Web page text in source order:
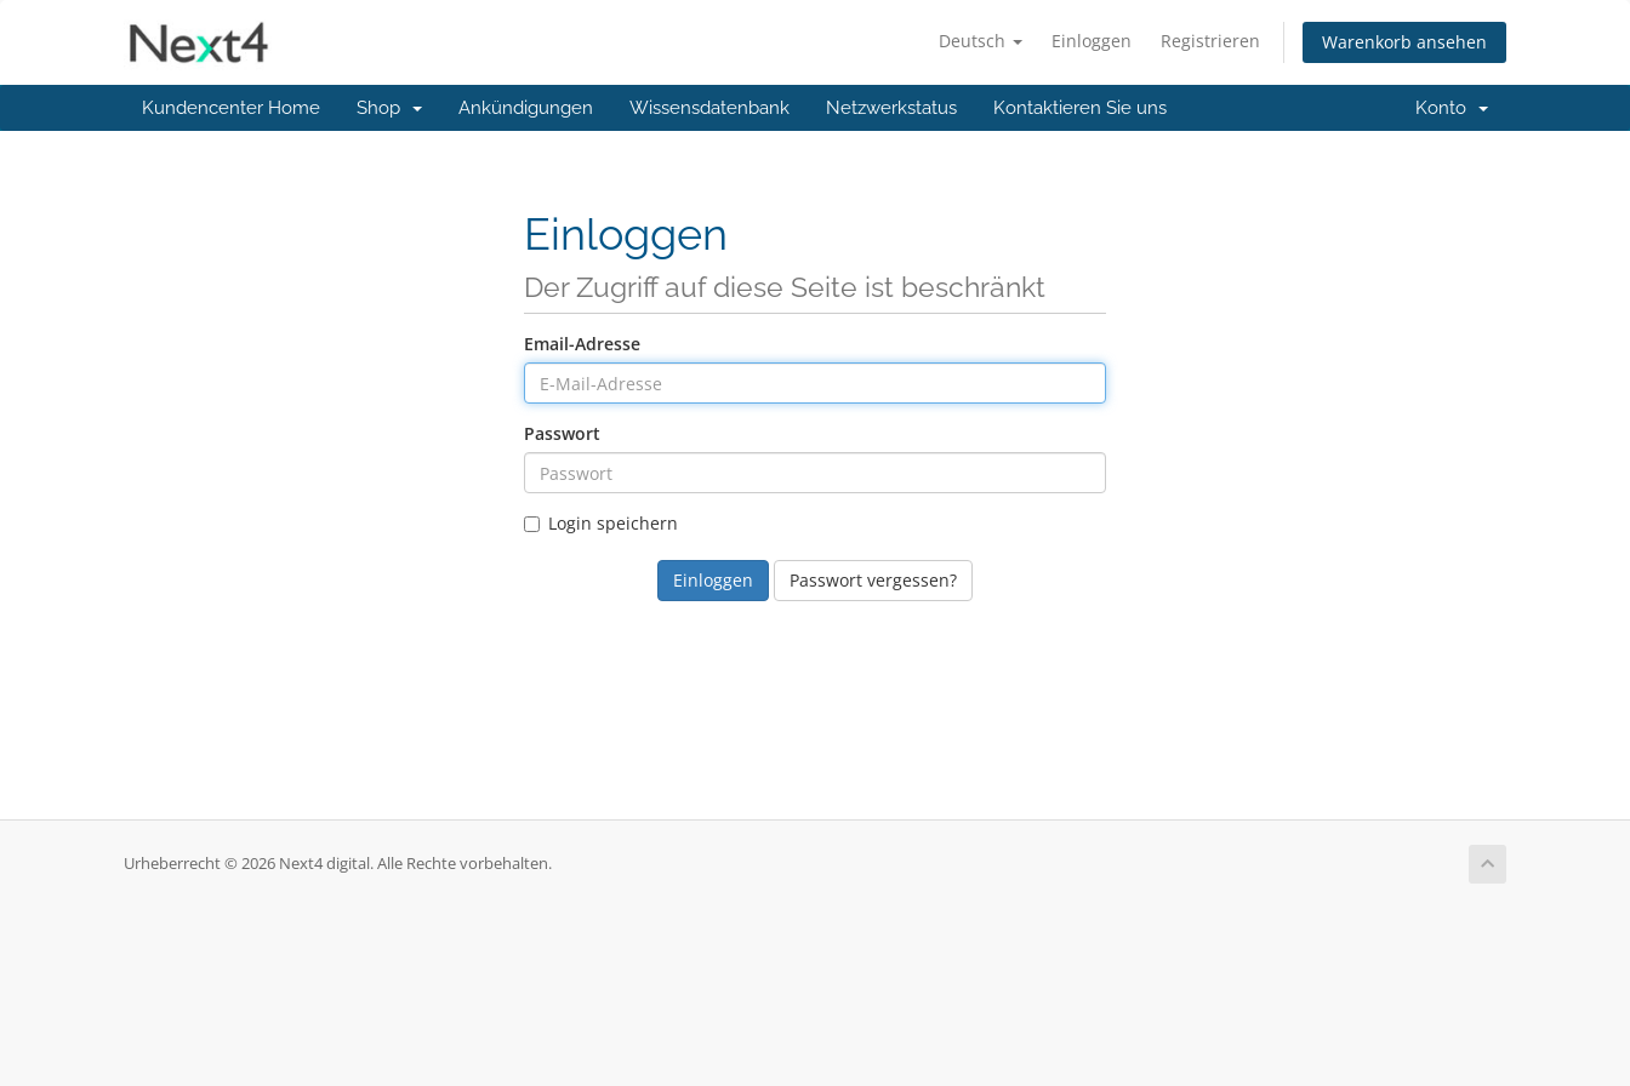
Deutsch Einloggen Registrieren Warenkorb ansehen
Kundencenter Home Shop Ankündigungen Wissensdatenbank Netzwerkstatus Kontaktieren Sie uns Konto
Einloggen
Der Zugriff auf diese Seite ist beschränkt
Email-Adresse
Passwort
Login speichern
Passwort vergessen?
Urheberrecht © 2026 Next4 digital. Alle Rechte vorbehalten.